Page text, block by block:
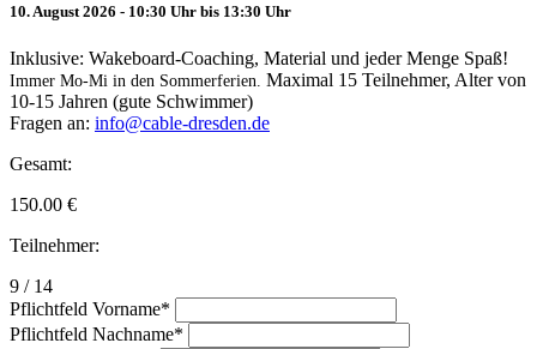
10. August 2026 - 10:30 Uhr bis 13:30 Uhr
Inklusive: Wakeboard-Coaching, Material und jeder Menge Spaß!
Immer Mo-Mi in den Sommerferien. Maximal 15 Teilnehmer, Alter von
10-15 Jahren (gute Schwimmer)
Fragen an: info@cable-dresden.de
Gesamt:
150.00 €
Teilnehmer:
9 / 14
Pflichtfeld Vorname*
Pflichtfeld Nachname*